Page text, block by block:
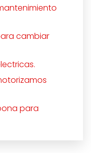
cambiar
para